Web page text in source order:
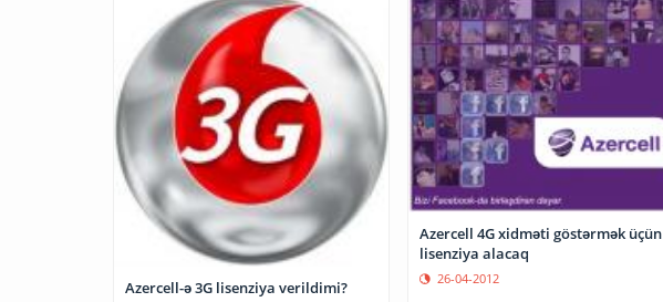
Azercell-ə 3G lisenziya verildimi?
Azercell 4G xidməti göstərmək üçün
lisenziya alacaq
26-04-2012